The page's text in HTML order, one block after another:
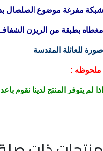
شبكة مفرغة موضوع الصلصال
مغطاه بطبقة من الريزن
صورة للعائلة المقدسة
ملحوظه :
اذا لم يتوفر المنتج لدينا نقوم